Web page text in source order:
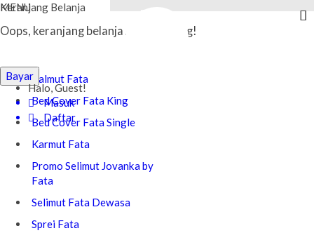
MENU
Balmut Fata
Bed Cover Fata King
Bed Cover Fata Single
Karmut Fata
Promo Selimut Jovanka by
Fata
Selimut Fata Dewasa
Sprei Fata
Keranjang Belanja
Oops, keranjang belanja Anda kosong!
Bayar
Halo, Guest!
Masuk
Daftar